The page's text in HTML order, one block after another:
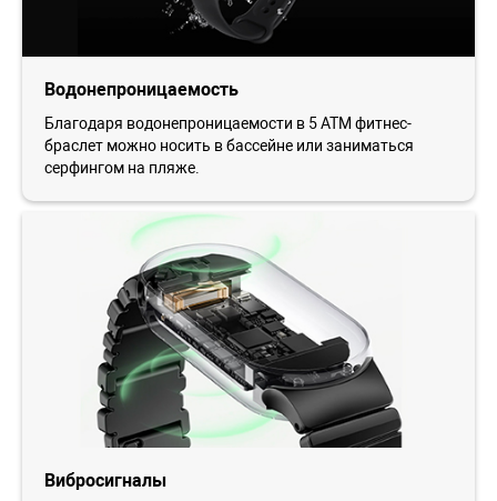
Водонепроницаемость
Благодаря водонепроницаемости в 5 АТМ фитнес-
браслет можно носить в бассейне или заниматься
серфингом на пляже.
Вибросигналы